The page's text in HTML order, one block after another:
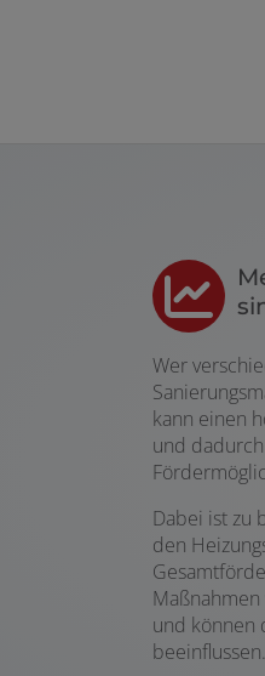
Wer
kann einen
und
Dabei ist zu
den
und können
beeinflussen.